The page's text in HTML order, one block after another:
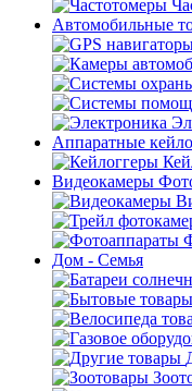
Автомобильные
Аппаратные
Видеокамеры
Дом - Семья